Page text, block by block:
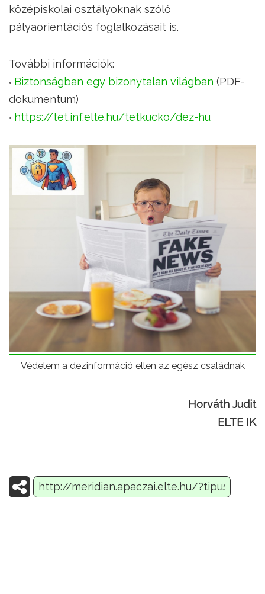
középiskolai osztályoknak szóló
pályaorientációs foglalkozásait is.
További információk:
Biztonságban egy bizonytalan világban (PDF-
dokumentum)
https://tet.inf.elte.hu/tetkucko/dez-hu
Védelem a dezinformáció ellen az egész családnak
Horváth Judit
ELTE IK